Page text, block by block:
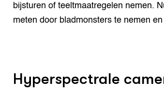
bijsturen of teeltmaatregelen nemen.
meten door bladmonsters te nemen
Hyperspectrale